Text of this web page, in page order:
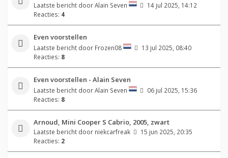
Laatste bericht doorAlain Seven
14 jul 2025, 14:12
Reacties: 4
Even voorstellen
Laatste bericht door Frozen08
13 jul 2025, 08:40
Reacties: 8
Even voorstellen - Alain Seven
Laatste bericht doorAlain Seven
06 jul 2025, 15:36
Reacties: 8
Arnoud, Mini Cooper S Cabrio, 2005, zwart
Laatste bericht door niekcarfreak
15 jun 2025, 20:35
Reacties: 2